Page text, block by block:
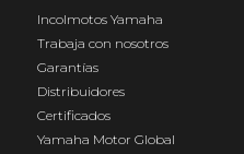
Incolmotos Yamaha
Trabaja con nosotros
Garantías
Distribuidores
Certificados
Yamaha Motor Global